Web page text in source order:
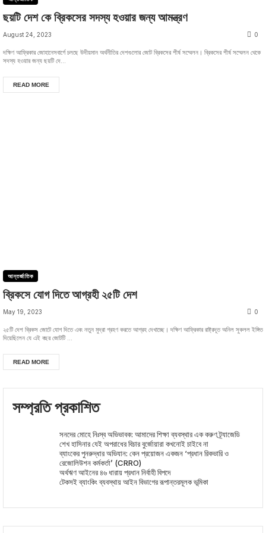
ছয়টি দেশ কে ব্রিকসের সদস্য হওয়ার জন্য আমন্ত্রণ
August 24, 2023 0
দক্ষিণ আফ্রিকার জোহানেসবার্গে চলছে উদীয়মান অর্থনীতির দেশগুলোর জোট ব্রিকসের শীর্ষ সম্মেলন। ব্রিকসের শীর্ষ সম্মেলন থেকে
সদস্য হওয়ার জন্য ছয়টি দে...
READ MORE
আন্তর্জাতিক
ব্রিকসে যোগ দিতে আগ্রহী ২৫টি দেশ
May 19, 2023 0
২৫টি দেশ ব্রিকস জোটে যোগ দিতে এবং নতুন মুদ্রা গ্রহণ করতে আগ্রহ দেখাচ্ছে। দক্ষিণ আফ্রিকার রাষ্ট্রদূত অনিল সুকলল ইঙ্গিত
দিয়েছিলেন যে এই বছর জোটটি ...
READ MORE
সম্প্রতি প্রকাশিত
সনদের মোহে নিঃস্ব অভিভাবক: আমাদের শিক্ষা ব্যবস্থার এক করুণ ট্র্যাজেডি
শেখ হাসিনার যেই অপরাধের বিচার বুর্জোয়ারা কখনোই চাইবে না
ব্যাংকের পুনরুদ্ধার অভিযান: কেন প্রয়োজন একজন ‘প্রধান রিকভারি ও
রেজোলিউশন কর্মকর্তা’ (CRRO)
অর্থঋণ আইনের ৪৬ ধারায় প্রধান নির্বাহী বিপদে
টেকসই ব্যাংকিং ব্যবস্থায় আইন বিভাগের রূপান্তরমূলক ভূমিকা